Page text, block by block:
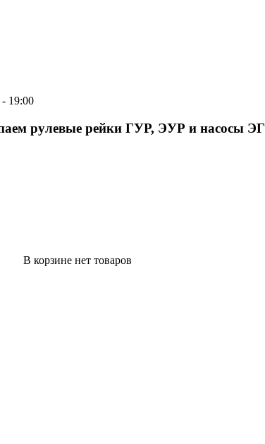
19:00
рулевые рейки ГУР, ЭУР и насосы
В корзине нет товаров